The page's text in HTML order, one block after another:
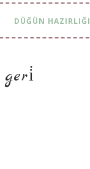
DÜĞÜN HAZIRLIĞI